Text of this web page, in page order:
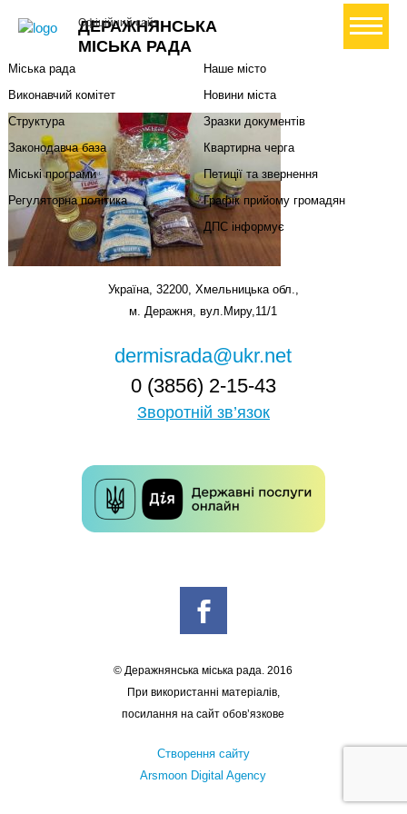
ДЕРАЖНЯНСЬКА
МІСЬКА РАДА
Офіційний сайт+ Створити петицію
Міський голова
Міська рада
Виконавчий комітет
Структура
Законодавча база
Міські програми
Регуляторна політика
Наше місто
Новини міста
Зразки документів
Квартирна черга
Петиції та звернення
Графік прийому громадян
ДПС інформує
Україна, 32200, Хмельницька обл.,
м. Деражня, вул.Миру,11/1
dermisrada@ukr.net
0 (3856) 2-15-43
Зворотній зв’язок
© Деражнянська міська рада. 2016
При використанні матеріалів,
посилання на сайт обов’язкове
Створення сайту
Arsmoon Digital Agency